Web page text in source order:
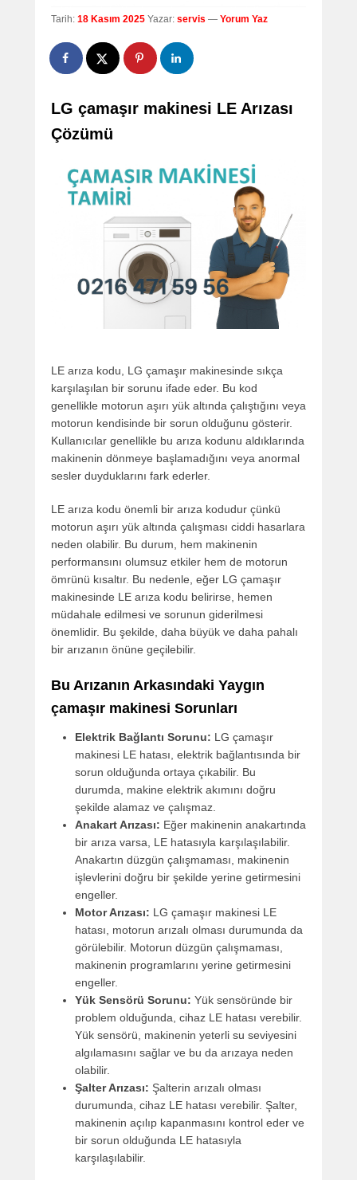
Tarih: 18 Kasım 2025 Yazar: servis — Yorum Yaz
LG çamaşır makinesi LE Arızası
Çözümü
LE arıza kodu, LG çamaşır makinesinde sıkça
karşılaşılan bir sorunu ifade eder. Bu kod
genellikle motorun aşırı yük altında çalıştığını veya
motorun kendisinde bir sorun olduğunu gösterir.
Kullanıcılar genellikle bu arıza kodunu aldıklarında
makinenin dönmeye başlamadığını veya anormal
sesler duyduklarını fark ederler.
LE arıza kodu önemli bir arıza kodudur çünkü
motorun aşırı yük altında çalışması ciddi hasarlara
neden olabilir. Bu durum, hem makinenin
performansını olumsuz etkiler hem de motorun
ömrünü kısaltır. Bu nedenle, eğer LG çamaşır
makinesinde LE arıza kodu belirirse, hemen
müdahale edilmesi ve sorunun giderilmesi
önemlidir. Bu şekilde, daha büyük ve daha pahalı
bir arızanın önüne geçilebilir.
Bu Arızanın Arkasındaki Yaygın
çamaşır makinesi Sorunları
Elektrik Bağlantı Sorunu: LG çamaşır
makinesi LE hatası, elektrik bağlantısında bir
sorun olduğunda ortaya çıkabilir. Bu
durumda, makine elektrik akımını doğru
şekilde alamaz ve çalışmaz.
Anakart Arızası: Eğer makinenin anakartında
bir arıza varsa, LE hatasıyla karşılaşılabilir.
Anakartın düzgün çalışmaması, makinenin
işlevlerini doğru bir şekilde yerine getirmesini
engeller.
Motor Arızası: LG çamaşır makinesi LE
hatası, motorun arızalı olması durumunda da
görülebilir. Motorun düzgün çalışmaması,
makinenin programlarını yerine getirmesini
engeller.
Yük Sensörü Sorunu: Yük sensöründe bir
problem olduğunda, cihaz LE hatası verebilir.
Yük sensörü, makinenin yeterli su seviyesini
algılamasını sağlar ve bu da arızaya neden
olabilir.
Şalter Arızası: Şalterin arızalı olması
durumunda, cihaz LE hatası verebilir. Şalter,
makinenin açılıp kapanmasını kontrol eder ve
bir sorun olduğunda LE hatasıyla
karşılaşılabilir.